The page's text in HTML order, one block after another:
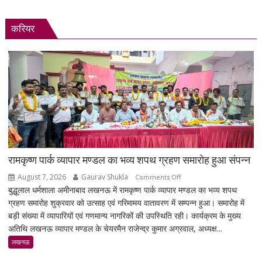
करियर
रामकृष्ण पार्क व्यापार मण्डल का भव्य शपथ ग्रहण समारोह हुआ संपन्न
August 7, 2026 Gaurav Shukla Comments Offon
रामकृष्ण
पार्क
व्यापार
मण्डल
बुद्धूलाल धर्मशाला अमीनाबाद लखनऊ में रामकृष्ण पार्क व्यापार मण्डल का भव्य शपथ
ग्रहण समारोह शुक्रवार को उत्साह एवं गरिमामय वातावरण में सम्पन्न हुआ। समारोह में
बड़ी संख्या में व्यापारियों एवं गणमान्य नागरिकों की उपस्थिति रही। कार्यक्रम के मुख्य
अतिथि लखनऊ व्यापार मण्डल के चेयरमैन राजेन्द्र कुमार अग्रवाल, अध्यक्ष...
लखनऊ